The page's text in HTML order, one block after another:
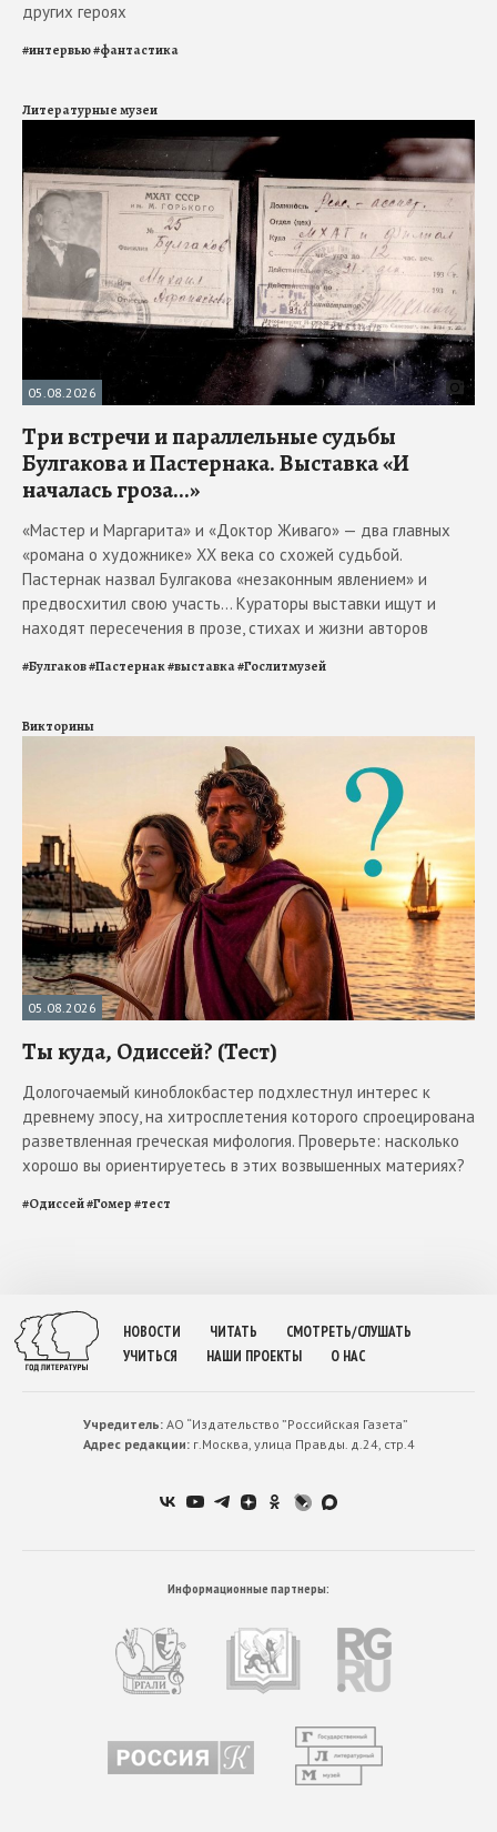
других героях
#интервью#фантастика
Литературные музеи
05.08.2026
Три встречи и параллельные судьбы
Булгакова и Пастернака. Выставка «И
началась гроза...»
«Мастер и Маргарита» и «Доктор Живаго» — два главных
«романа о художнике» ХХ века со схожей судьбой.
Пастернак назвал Булгакова «незаконным явлением» и
предвосхитил свою участь... Кураторы выставки ищут и
находят пересечения в прозе, стихах и жизни авторов
#Булгаков#Пастернак#выставка#Гослитмузей
Викторины
05.08.2026
Ты куда, Одиссей? (Тест)
Дологочаемый киноблокбастер подхлестнул интерес к
древнему эпосу, на хитросплетения которого спроецирована
разветвленная греческая мифология. Проверьте: насколько
хорошо вы ориентируетесь в этих возвышенных материях?
#Одиссей#Гомер#тест
НОВОСТИ ЧИТАТЬ
СМОТРЕТЬ/СЛУШАТЬ
УЧИТЬСЯ
НАШИ ПРОЕКТЫ О НАС
Учредитель:АО “Издательство ”Российская Газета”
Адрес редакции:г.Москва, улица Правды. д.24, стр.4
Информационные партнеры: